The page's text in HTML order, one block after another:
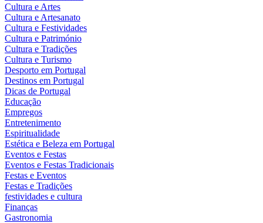
Cultura e Artes
Cultura e Artesanato
Cultura e Festividades
Cultura e Património
Cultura e Tradições
Cultura e Turismo
Desporto em Portugal
Destinos em Portugal
Dicas de Portugal
Educação
Empregos
Entretenimento
Espiritualidade
Estética e Beleza em Portugal
Eventos e Festas
Eventos e Festas Tradicionais
Festas e Eventos
Festas e Tradições
festividades e cultura
Finanças
Gastronomia